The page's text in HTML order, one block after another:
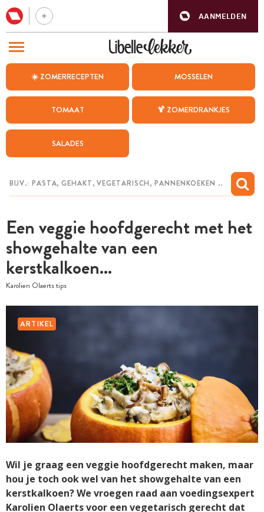
AANMELDEN
☀️ ZOMERRECEPTEN MOSSELEN
TOMAAT 🍹 ZOMERDRANKJES
SALADES
Een veggie hoofdgerecht met het
showgehalte van een
kerstkalkoen...
Karolien Olaerts tips
ARTIKEL
Wil je graag een veggie hoofdgerecht maken, maar
hou je toch ook wel van het showgehalte van een
kerstkalkoen? We vroegen raad aan voedingsexpert
Karolien Olaerts voor een vegetarisch gerecht dat
BEZOEK ONZE ANDERE WEBSITES
WEEKMENU
CHAT MET MAIA
MIJN BEWAARDE RECEPTEN